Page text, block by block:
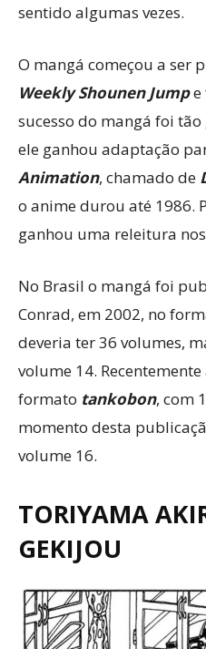
sentido algumas vezes.
O mangá começou a ser
Weekly Shounen Jumpe
sucesso do mangá foi
ele ganhou adaptação
Animation, chamado de
o anime durou até 1986.
ganhou uma releitura
No Brasil o mangá foi
Conrad, em 2002, no
deveria ter 36 volumes,
volume 14. Recentemente
formato tankobon, com
momento desta
volume 16.
TORIYAMA
GEKIJOU